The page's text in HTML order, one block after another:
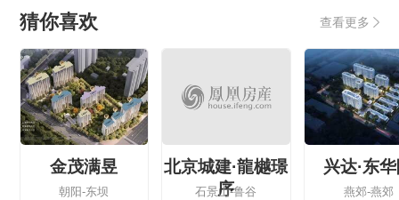
猜你喜欢 查看更多
金茂满昱
朝阳-东坝
北京城建·龍樾璟
序
石景山-鲁谷
兴达·东
燕郊-燕郊